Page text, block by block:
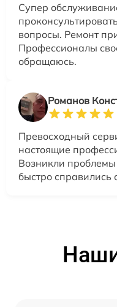
Супер
вопросы. Ремонт
Профессионалы
обращаюсь.
Романов
Превосходный
настоящие
Возникли
быстро справились